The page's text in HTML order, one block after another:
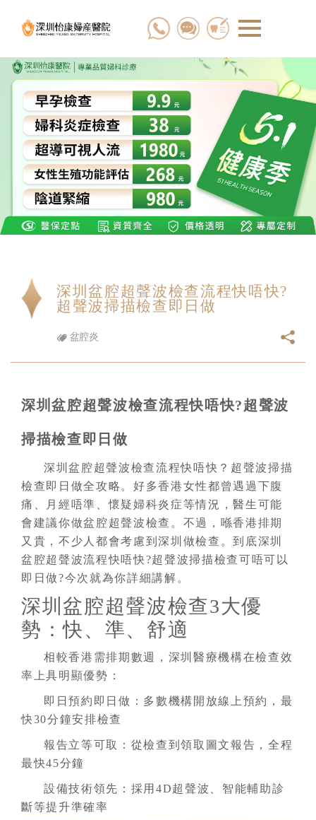
深圳盆腔超聲波檢查流程快唔快?
超聲波掃描檢查即日做
盆腔炎
深圳盆腔超聲波檢查流程快唔快?超聲波
掃描檢查即日做
深圳盆腔超聲波檢查流程快唔快？超聲波掃描
檢查即日做全攻略。好多香港女性都曾遇過下腹
痛、月經唔準、懷疑婦科炎症等情況，醫生可能
會建議你做盆腔超聲波檢查。不過，喺香港排期
又貴，不少人都會考慮到深圳做檢查。到底深圳
盆腔超聲波流程快唔快?超聲波掃描檢查可唔可以
即日做?今次就為你詳細講解。
深圳盆腔超聲波檢查3大優
勢：快、準、舒適
相較香港需排期數週，深圳醫療機構在檢查效
率上具明顯優勢：
即日預約即日做：多數機構開放線上預約，最
快30分鐘安排檢查
報告立等可取：從檢查到領取圖文報告，全程
最快45分鐘
設備技術領先：採用4D超聲波、智能輔助診
斷等提升準確率